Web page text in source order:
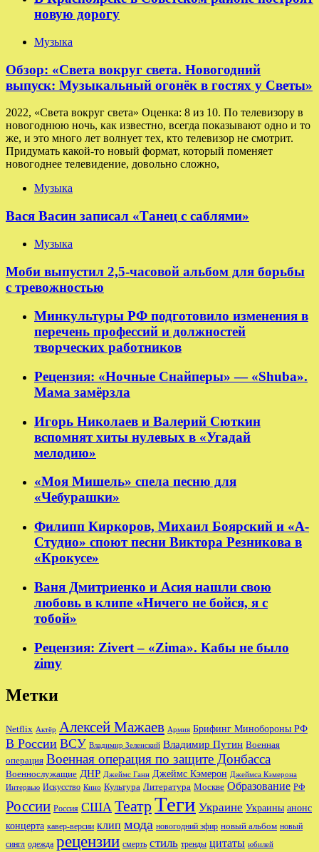
новую дорогу
Музыка
Обзор: «Света вокруг света. Новогодний
выпуск: Музыкальный огонёк в гостях у Светы»
2022, «Света вокруг света» Оценка: 8 из 10. По телевизору в
новогоднюю ночь, как известно, всегда показывают одно и то
же, и это много лет волнует тех, кто телевизор не смотрит.
Придумать какой-то новый формат, который поменяет
новогоднее телевидение, довольно сложно,
Музыка
Вася Васин записал «Танец с саблями»
Музыка
Моби выпустил 2,5-часовой альбом для борьбы
с тревожностью
Минкультуры РФ подготовило изменения в
перечень профессий и должностей
творческих работников
Рецензия: «Ночные Снайперы» — «Shuba».
Мама замёрзла
Игорь Николаев и Валерий Сюткин
вспомнят хиты нулевых в «Угадай
мелодию»
«Моя Мишель» спела песню для
«Чебурашки»
Филипп Киркоров, Михаил Боярский и «А-
Студио» споют песни Виктора Резникова в
«Крокусе»
Ваня Дмитриенко и Асия нашли свою
любовь в клипе «Ничего не бойся, я с
тобой»
Рецензия: Zivert – «Zima». Кабы не было
zimy
Метки
Netflix Актёр Алексей Мажаев Армия Брифинг Минобороны РФ
В России ВСУ Владимир Зеленский Владимир Путин Военная
операция Военная операция по защите Донбасса
Военнослужащие ДНР Джеймс Ганн Джеймс Кэмерон Джеймса Кэмерона
Интервью Искусство Кино Культура Литература Москве Образование РФ
России Россия США ТеатрТеги Украине Украины анонс
концерта кавер-версии клип мода новогодний эфир новый альбом новый
сингл одежда рецензии смерть стиль тренды цитаты юбилей